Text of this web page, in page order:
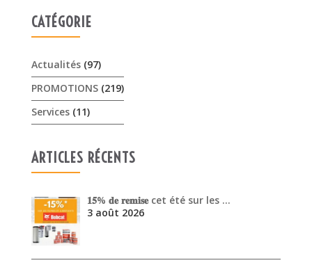
CATÉGORIE
Actualités(97)
PROMOTIONS(219)
Services(11)
ARTICLES RÉCENTS
𝟏𝟓% 𝐝𝐞 𝐫𝐞𝐦𝐢𝐬𝐞 cet été sur les …
3 août 2026